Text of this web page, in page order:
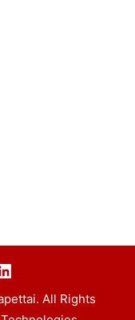
All Rights